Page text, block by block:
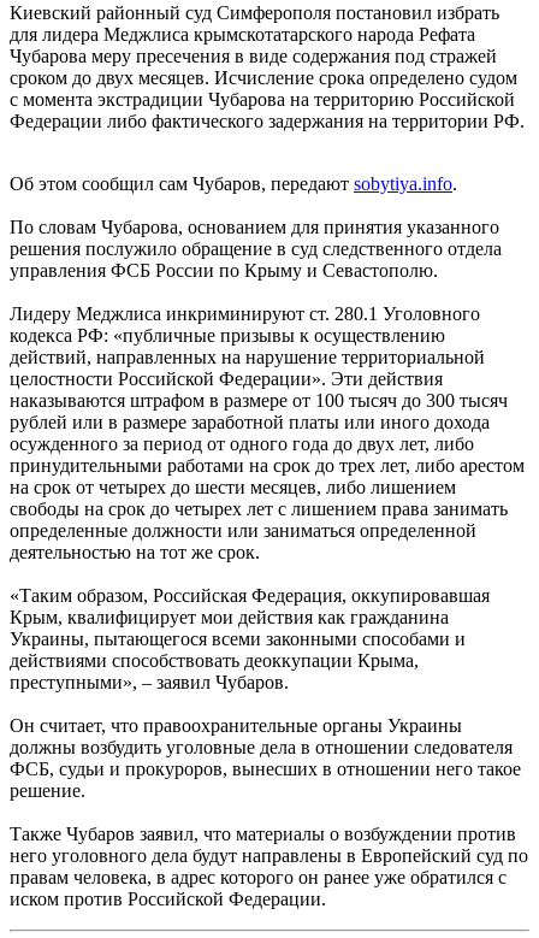
Киевский районный суд Симферополя постановил избрать
для лидера Меджлиса крымскотатарского народа Рефата
Чубарова меру пресечения в виде содержания под стражей
сроком до двух месяцев. Исчисление срока определено судом
с момента экстрадиции Чубарова на территорию Российской
Федерации либо фактического задержания на территории РФ.
Об этом сообщил сам Чубаров, передают sobytiya.info.
По словам Чубарова, основанием для принятия указанного
решения послужило обращение в суд следственного отдела
управления ФСБ России по Крыму и Севастополю.
Лидеру Меджлиса инкриминируют ст. 280.1 Уголовного
кодекса РФ: «публичные призывы к осуществлению
действий, направленных на нарушение территориальной
целостности Российской Федерации». Эти действия
наказываются штрафом в размере от 100 тысяч до 300 тысяч
рублей или в размере заработной платы или иного дохода
осужденного за период от одного года до двух лет, либо
принудительными работами на срок до трех лет, либо арестом
на срок от четырех до шести месяцев, либо лишением
свободы на срок до четырех лет с лишением права занимать
определенные должности или заниматься определенной
деятельностью на тот же срок.
«Таким образом, Российская Федерация, оккупировавшая
Крым, квалифицирует мои действия как гражданина
Украины, пытающегося всеми законными способами и
действиями способствовать деоккупации Крыма,
преступными», – заявил Чубаров.
Он считает, что правоохранительные органы Украины
должны возбудить уголовные дела в отношении следователя
ФСБ, судьи и прокуроров, вынесших в отношении него такое
решение.
Также Чубаров заявил, что материалы о возбуждении против
него уголовного дела будут направлены в Европейский суд по
правам человека, в адрес которого он ранее уже обратился с
иском против Российской Федерации.